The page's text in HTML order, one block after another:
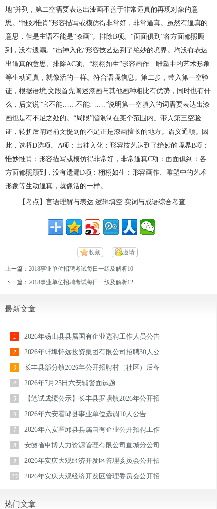
地”并列，第二空需要表达出漆画不善于非常逼真的再现对象的意
思。“惟妙惟肖”形容描写或模仿得非常好，非常逼真。虽然有逼真的
意思，但是主语不能是“漆画”。排除B项。“面面俱到”各方面都照顾
到，没有遗漏。“出神入化”形容技艺达到了绝妙的境界。均没有表达
出逼真的意思。排除AC项。“栩栩如生”形容画作、雕塑中的艺术形象
等生动逼真，就像活的一样。符合语境信息。第二步，带入第一空验
证，根据语境,文段首先阐述漆画与其他画种相比有优势，同时也有什
么，后文说“它不能……不能…….”说明第一空填入的词需要表达出漆
画也是有不足之处的。“局限”指限制在某个范围内。带入第三空验
证，转折后阐述前文提到的不足正是漆画擅长的地方。语义通顺。因
此，选择D选项。A项：出神入化：形容技艺达到了绝妙的境界B项：
惟妙惟肖：形容描写或模仿得非常好，非常逼真C项：面面俱到：各
方面都照顾到，没有遗漏D项：栩栩如生：形容画作、雕塑中的艺术
形象等生动逼真，就像活的一样。
【考点】言语理解与表达 逻辑填空 实词与成语综合考查
收藏 邀请
上一篇：2018事业单位招聘考试每日一练及解析10
下一篇：2018事业单位招聘考试每日一练及解析12
最新文章
1 2026年砀山县县属国有企业选聘工作人员公告
2 2026年蚌埠怀远投资集团有限公司招聘30人公
3 长丰县部分镇2026年公开招聘村（社区）后备
4 2026年7月25日六安辅警面试题
5 【笔试成绩公示】长丰县罗塘镇2026年公开招
6 2026年六安霍邱县事业单位选调10人公告
7 2026年六安霍邱县县属国有企业公开招聘工作
8 安徽省申博人力资源管理有限公司宣城分公司
9 2026年安庆大观经济开发区管理委员会公开招
10 2026年安庆大观经济开发区管理委员会公开招
热门文章